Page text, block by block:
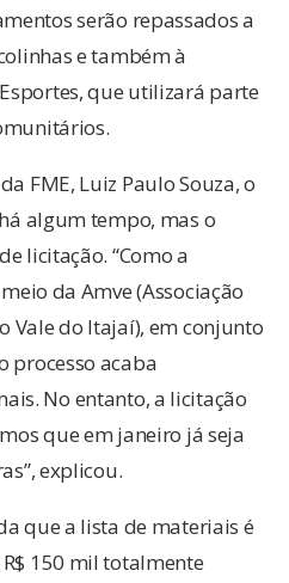
serão repassados a
e também à
que utilizará parte
FME, Luiz Paulo Souza, o
algum tempo, mas o
licitação. “Como a
da Amve (Associação
Vale do Itajaí), em conjunto
processo acaba
No entanto, a licitação
que em janeiro já seja
explicou.
que a lista de materiais é
150 mil totalmente